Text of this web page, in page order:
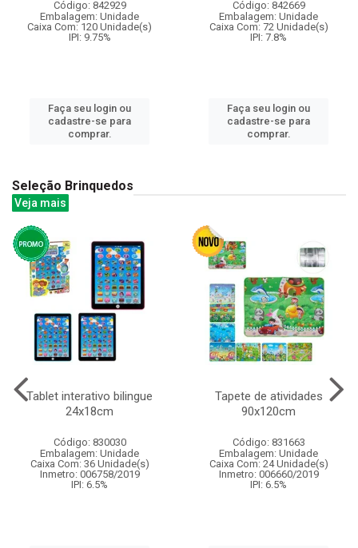
Código: 842929
Embalagem: Unidade
Caixa Com: 120 Unidade(s)
IPI: 9.75%
Faça seu login ou
cadastre-se para
comprar.
Código: 842669
Embalagem: Unidade
Caixa Com: 72 Unidade(s)
IPI: 7.8%
Faça seu login ou
cadastre-se para
comprar.
Seleção Brinquedos
Veja mais
Tablet interativo bilingue
24x18cm
Código: 830030
Embalagem: Unidade
Caixa Com: 36 Unidade(s)
Inmetro: 006758/2019
IPI: 6.5%
Tapete de atividades
90x120cm
Código: 831663
Embalagem: Unidade
Caixa Com: 24 Unidade(s)
Inmetro: 006660/2019
IPI: 6.5%